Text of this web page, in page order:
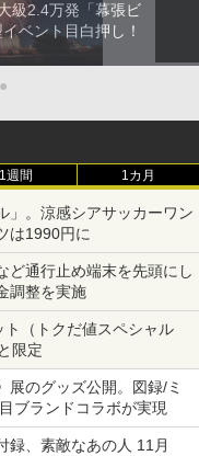
級2.4万発「幕張ビ
ベント目白押し！
●
1週間 1カ月
」。涼感シアサッカーワン
は1990円に
ど通行止め端末を先頭にし
調整を実施
（トクだ値スペシャル
限定
展のグッズ公開。図録/ミ
ブランドコラボが実現
録、素敵なあの人 11月